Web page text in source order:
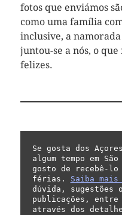
fotos que enviámos
como uma família
inclusive, a
juntou-se a nós, o
felizes.
Se gosta dos
algum tempo em
gosto de recebê-lo
férias. Saiba mais
dúvida, sugestões
publicações, entre
através dos